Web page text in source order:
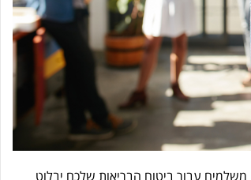
עבור ביטוח הבריאות שלכם יבלוט